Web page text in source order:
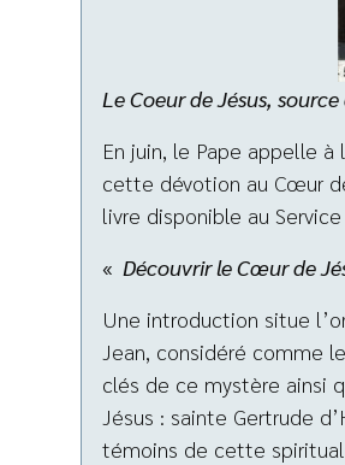
Le Coeur de Jésus,
En juin, le Pape appelle
cette dévotion au Cœur
livre disponible au
« Découvrir le Cœur de
Une introduction situe
Jean, considéré comme
clés de ce mystère ainsi
Jésus : sainte Gertrude
témoins de cette